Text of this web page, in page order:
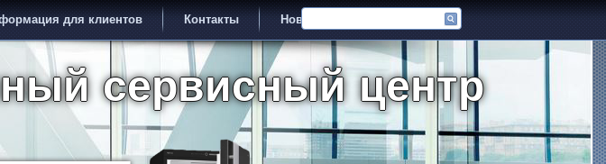
сервисный центр
для клиентов Контакты Новости